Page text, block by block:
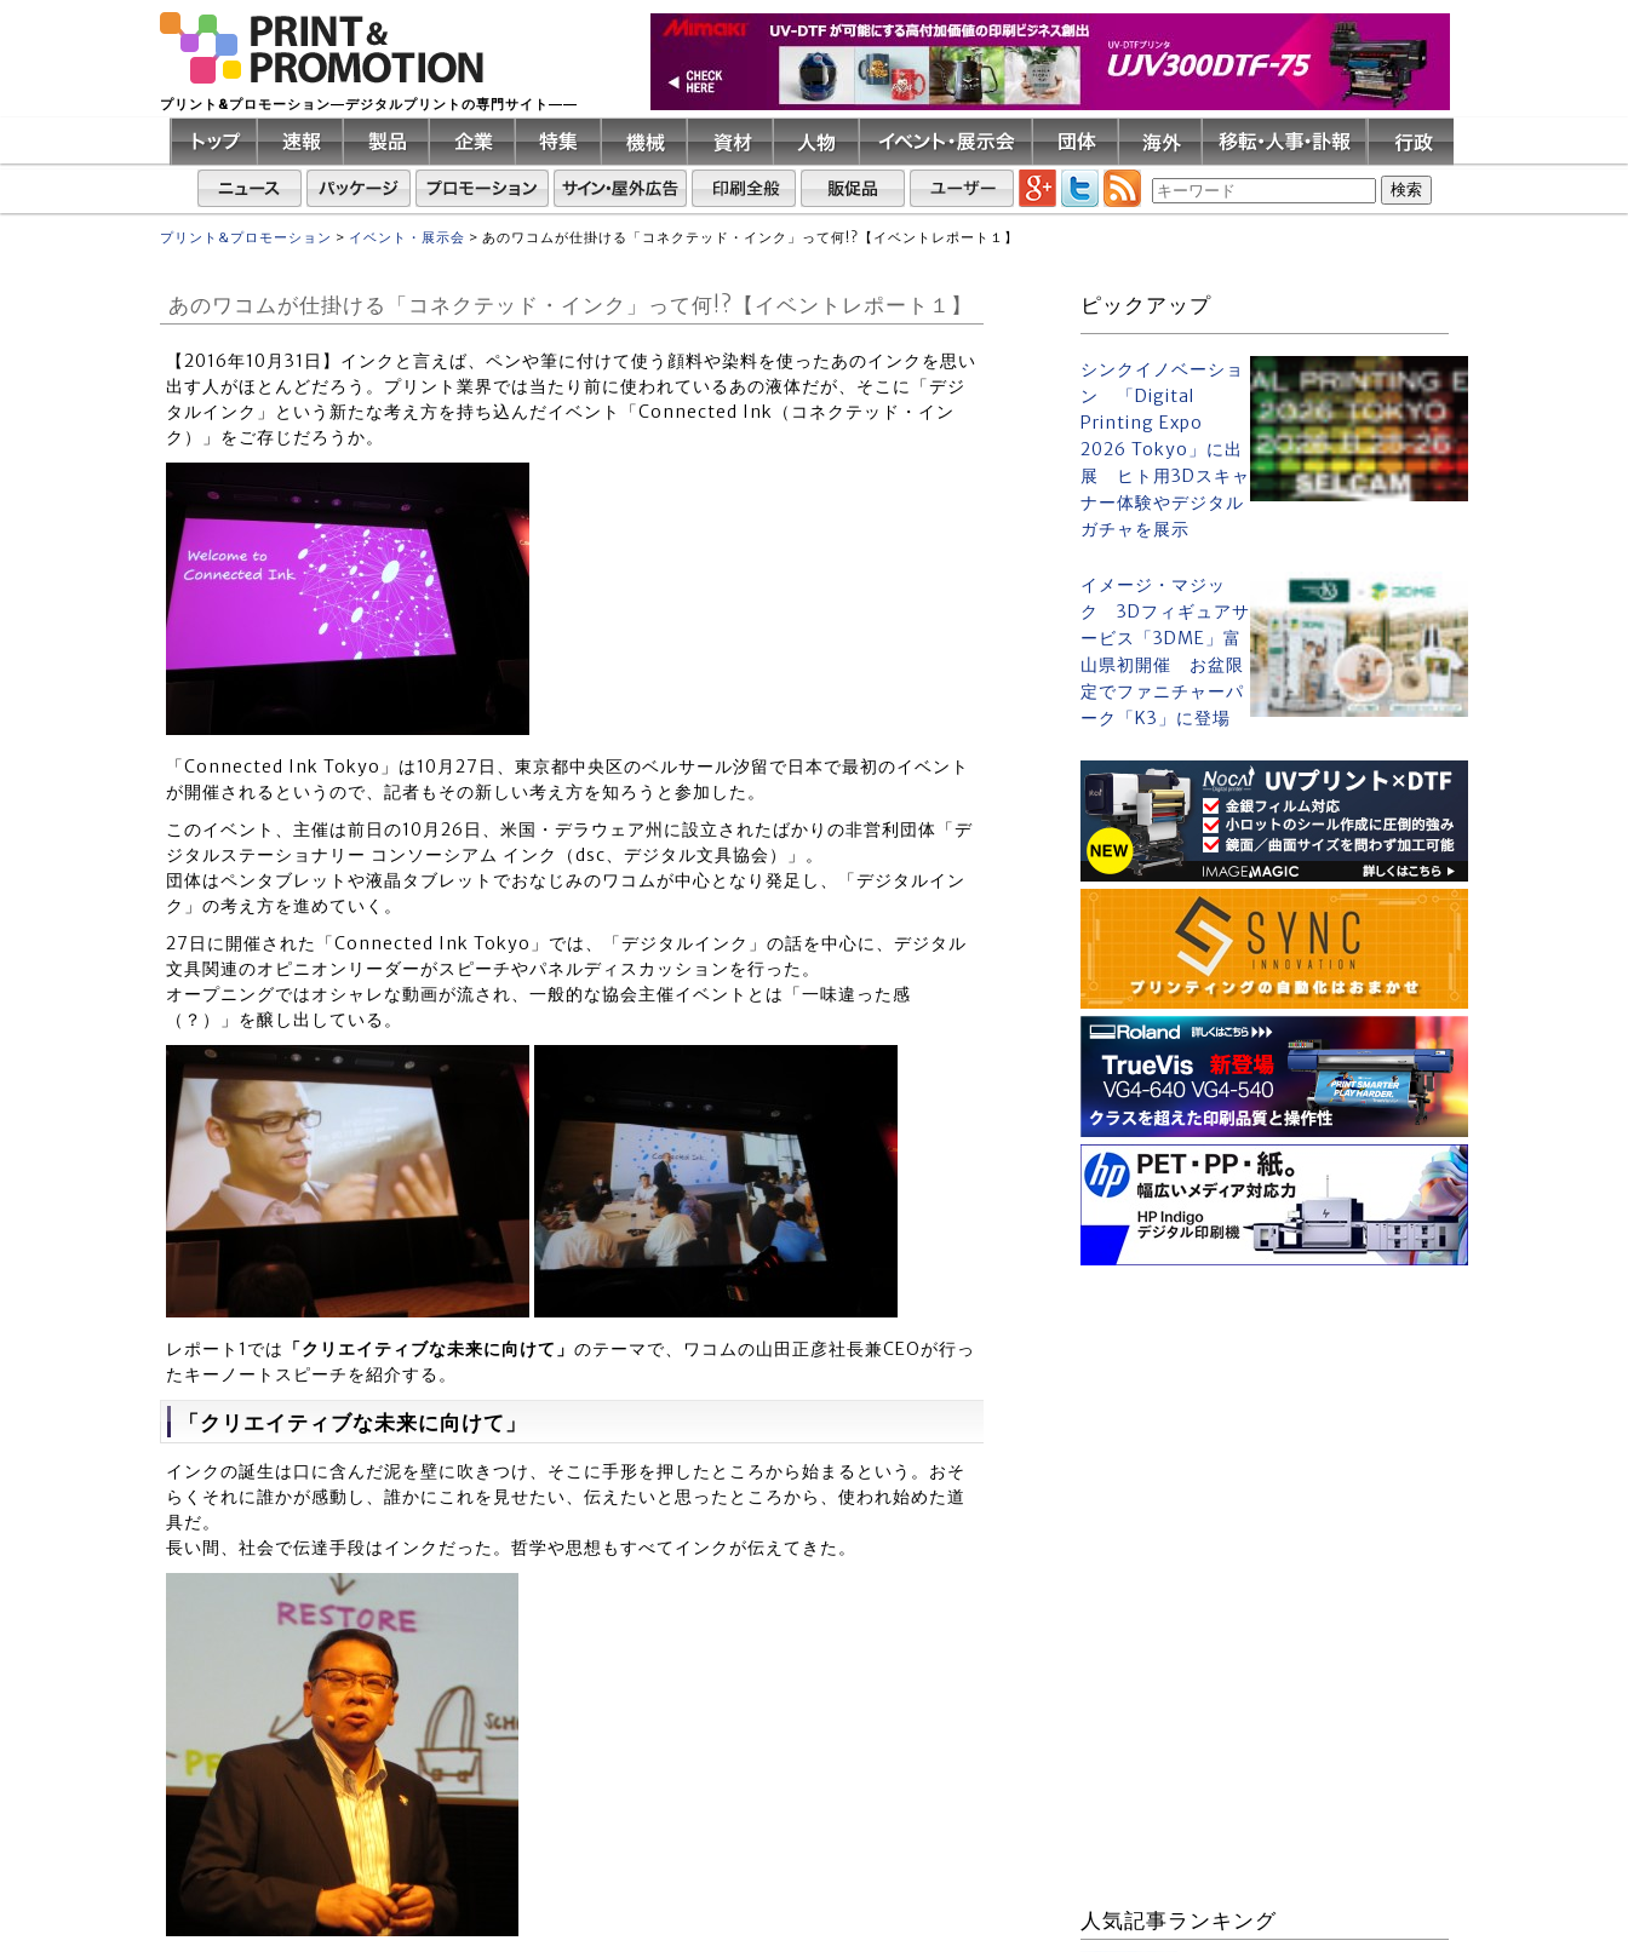
プリント&プロモーション―デジタルプリントの専門サイト――
プリント&プロモーション > イベント・展示会 > あのワコムが仕掛ける「コネクテッド・インク」って何!?【イベントレポート１】
あのワコムが仕掛ける「コネクテッド・インク」って何!?【イベントレポート１】
【2016年10月31日】インクと言えば、ペンや筆に付けて使う顔料や染料を使ったあのインクを思い
出す人がほとんどだろう。プリント業界では当たり前に使われているあの液体だが、そこに「デジ
タルインク」という新たな考え方を持ち込んだイベント「Connected Ink（コネクテッド・イン
ク）」をご存じだろうか。
「Connected Ink Tokyo」は10月27日、東京都中央区のベルサール汐留で日本で最初のイベント
が開催されるというので、記者もその新しい考え方を知ろうと参加した。
このイベント、主催は前日の10月26日、米国・デラウェア州に設立されたばかりの非営利団体「デ
ジタルステーショナリー コンソーシアム インク（dsc、デジタル文具協会）」。
団体はペンタブレットや液晶タブレットでおなじみのワコムが中心となり発足し、「デジタルイン
ク」の考え方を進めていく。
27日に開催された「Connected Ink Tokyo」では、「デジタルインク」の話を中心に、デジタル
文具関連のオピニオンリーダーがスピーチやパネルディスカッションを行った。
オープニングではオシャレな動画が流され、一般的な協会主催イベントとは「一味違った感
（？）」を醸し出している。
レポート1では 「クリエイティブな未来に向けて」 のテーマで、ワコムの山田正彦社長兼CEOが行っ
たキーノートスピーチを紹介する。
「クリエイティブな未来に向けて」
インクの誕生は口に含んだ泥を壁に吹きつけ、そこに手形を押したところから始まるという。おそ
らくそれに誰かが感動し、誰かにこれを見せたい、伝えたいと思ったところから、使われ始めた道
具だ。
長い間、社会で伝達手段はインクだった。哲学や思想もすべてインクが伝えてきた。
ピックアップ
シンクイノベーショ
ン 「Digital
Printing Expo
2026 Tokyo」に出
展 ヒト用3Dスキャ
ナー体験やデジタル
ガチャを展示
イメージ・マジッ
ク 3Dフィギュアサ
ービス「3DME」富
山県初開催 お盆限
定でファニチャーパ
ーク「K3」に登場
人気記事ランキング